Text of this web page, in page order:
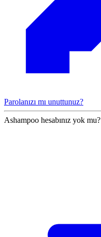
Parolanızı mı unuttunuz?
Ashampoo hesabınız yok mu?